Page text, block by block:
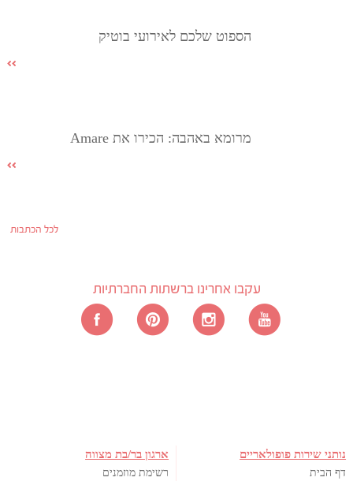
הספוט שלכם לאירועי בוטיק
מרומא באהבה: הכירו את Amare
לכל הכתבות
עקבו אחרינו ברשתות החברתיות
נותני שירות פופולאריים
דף הבית
ארגון בר/בת מצווה
רשימת מוזמנים